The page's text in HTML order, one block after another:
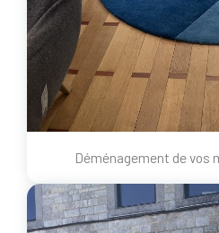
Déménagement de vos